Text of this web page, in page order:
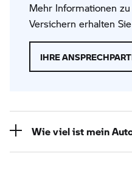
Mehr Informationen
Versichern erhalten Sie
IHRE
Wie viel ist mein